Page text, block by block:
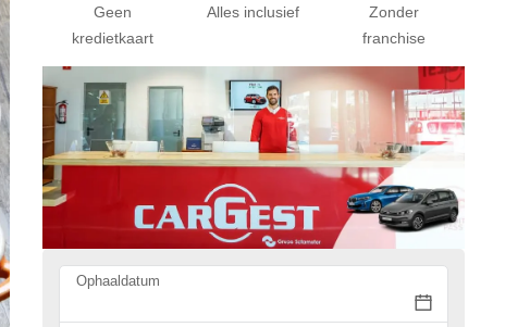
Geen
kredietkaart
Alles inclusief
Zonder
franchise
Ophaaldatum